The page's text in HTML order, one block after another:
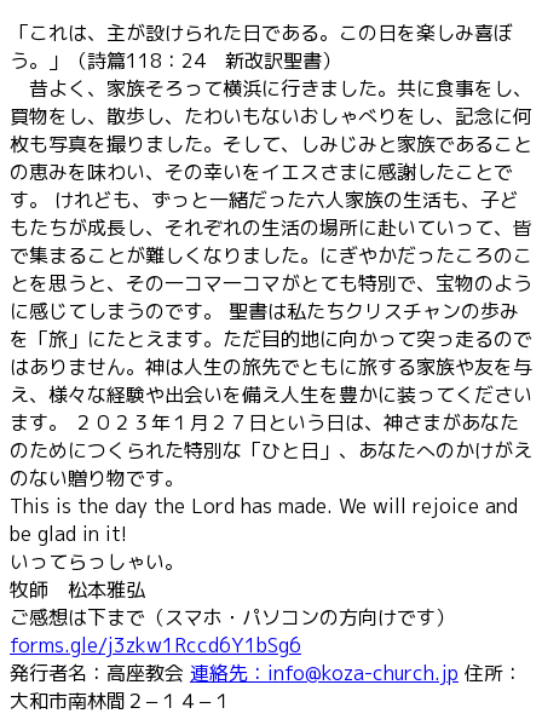
「これは、主が設けられた日である。この日を楽しみ喜ぼ
う。」（詩篇118：24 新改訳聖書）
昔よく、家族そろって横浜に行きました。共に食事をし、
買物をし、散歩し、たわいもないおしゃべりをし、記念に何
枚も写真を撮りました。そして、しみじみと家族であること
の恵みを味わい、その幸いをイエスさまに感謝したことで
す。 けれども、ずっと一緒だった六人家族の生活も、子ど
もたちが成長し、それぞれの生活の場所に赴いていって、皆
で集まることが難しくなりました。にぎやかだったころのこ
とを思うと、その一コマ一コマがとても特別で、宝物のよう
に感じてしまうのです。 聖書は私たちクリスチャンの歩み
を「旅」にたとえます。ただ目的地に向かって突っ走るので
はありません。神は人生の旅先でともに旅する家族や友を与
え、様々な経験や出会いを備え人生を豊かに装ってください
ます。 ２０２３年１月２７日という日は、神さまがあなた
のためにつくられた特別な「ひと日」、あなたへのかけがえ
のない贈り物です。
This is the day the Lord has made. We will rejoice and
be glad in it!
いってらっしゃい。
牧師 松本雅弘
ご感想は下まで（スマホ・パソコンの方向けです）
forms.gle/j3zkw1Rccd6Y1bSg6
発行者名：高座教会 連絡先：info@koza-church.jp 住所：
大和市南林間２−１４−１